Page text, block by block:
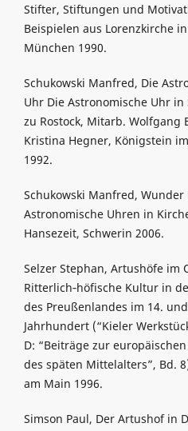
Stifter, Stiftungen und
Beispielen aus Lorenzkirche
München 1990.
Schukowski Manfred, Die
Uhr Die Astronomische Uhr in
zu Rostock, Mitarb. Wolfgang
Kristina Hegner, Königstein
1992.
Schukowski Manfred, Wunder
Astronomische Uhren in
Hansezeit, Schwerin 2006.
Selzer Stephan, Artushöfe im
Ritterlich‑höfische Kultur in
des Preußenlandes im 14.
Jahrhundert (“Kieler
D: “Beiträge zur
des späten Mittelalters”, Bd.
am Main 1996.
Simson Paul, Der Artushof in